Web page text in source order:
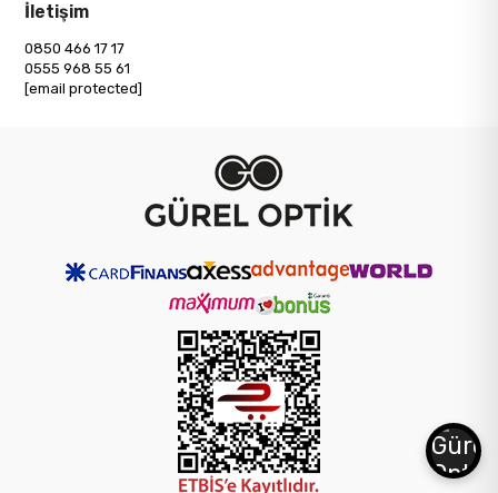
İletişim
0850 466 17 17
0555 968 55 61
[email protected]